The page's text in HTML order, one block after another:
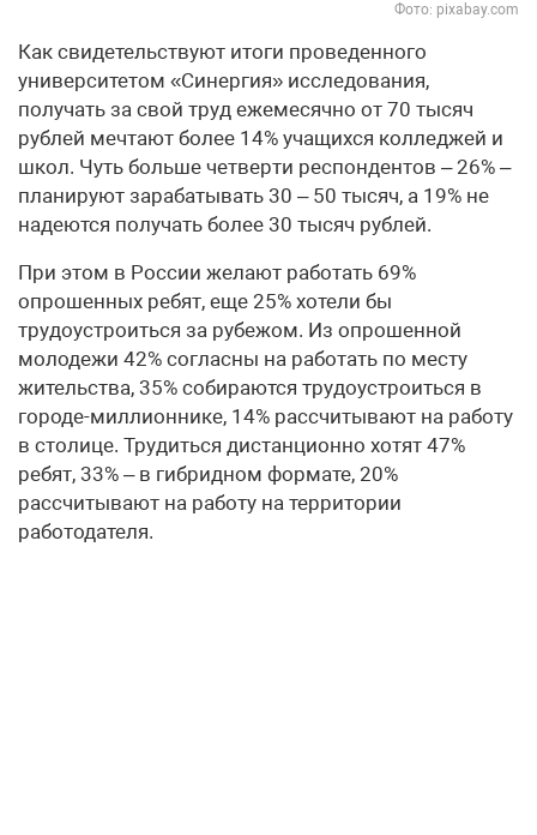
Фото: pixabay.com
Как свидетельствуют итоги проведенного
университетом «Синергия» исследования,
получать за свой труд ежемесячно от 70 тысяч
рублей мечтают более 14% учащихся колледжей и
школ. Чуть больше четверти респондентов – 26% –
планируют зарабатывать 30 – 50 тысяч, а 19% не
надеются получать более 30 тысяч рублей.
При этом в России желают работать 69%
опрошенных ребят, еще 25% хотели бы
трудоустроиться за рубежом. Из опрошенной
молодежи 42% согласны на работать по месту
жительства, 35% собираются трудоустроиться в
городе-миллионнике, 14% рассчитывают на работу
в столице. Трудиться дистанционно хотят 47%
ребят, 33% – в гибридном формате, 20%
рассчитывают на работу на территории
работодателя.